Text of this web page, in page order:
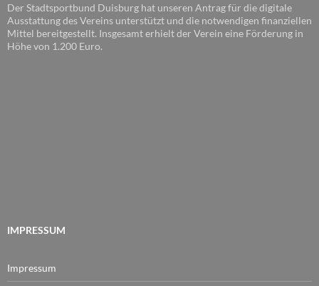
Der Stadtsportbund Duisburg hat unseren Antrag für die digitale
Ausstattung des Vereins unterstützt und die notwendigen finanziellen
Mittel bereitgestellt. Insgesamt erhielt der Verein eine Förderung in
Höhe von 1.200 Euro.
IMPRESSUM
Impressum